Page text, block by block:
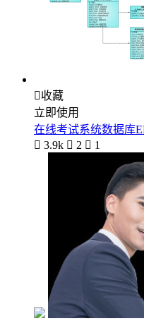
收藏
立即使用
在线考试系统数据库
 3.9k  2  1